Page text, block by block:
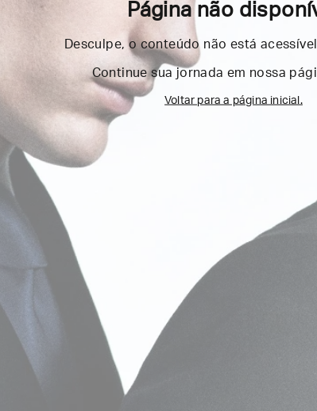
Página não
Desculpe, o conteúdo não está
Continue sua jornada em nossa
Voltar para a página inicial.